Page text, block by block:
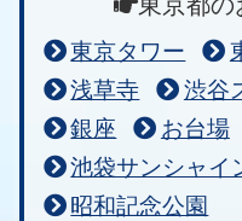
東京タワー
浅草寺
渋谷
銀座
お台場
池袋サンシャイ
昭和記念公園